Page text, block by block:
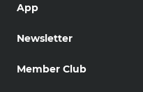
App
Newsletter
Member Club